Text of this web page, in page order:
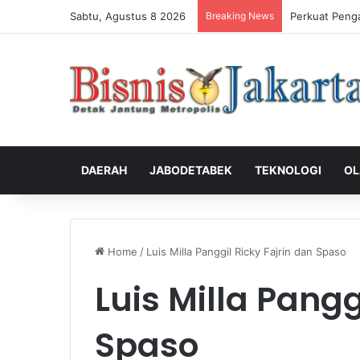
Sabtu, Agustus 8 2026 Breaking News Perkuat
DAERAH JABODETABEK TEKNOLOGI
Home / Luis Milla Panggil Ricky Fajrin dan Spaso
Luis Milla
Spaso